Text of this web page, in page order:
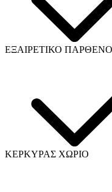
ΕΞΑΙΡΕΤΙΚΟ
ΚΕΡΚΥΡΑΣ ΧΩΡΙΟ